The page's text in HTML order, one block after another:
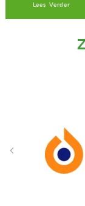
Lees Verder